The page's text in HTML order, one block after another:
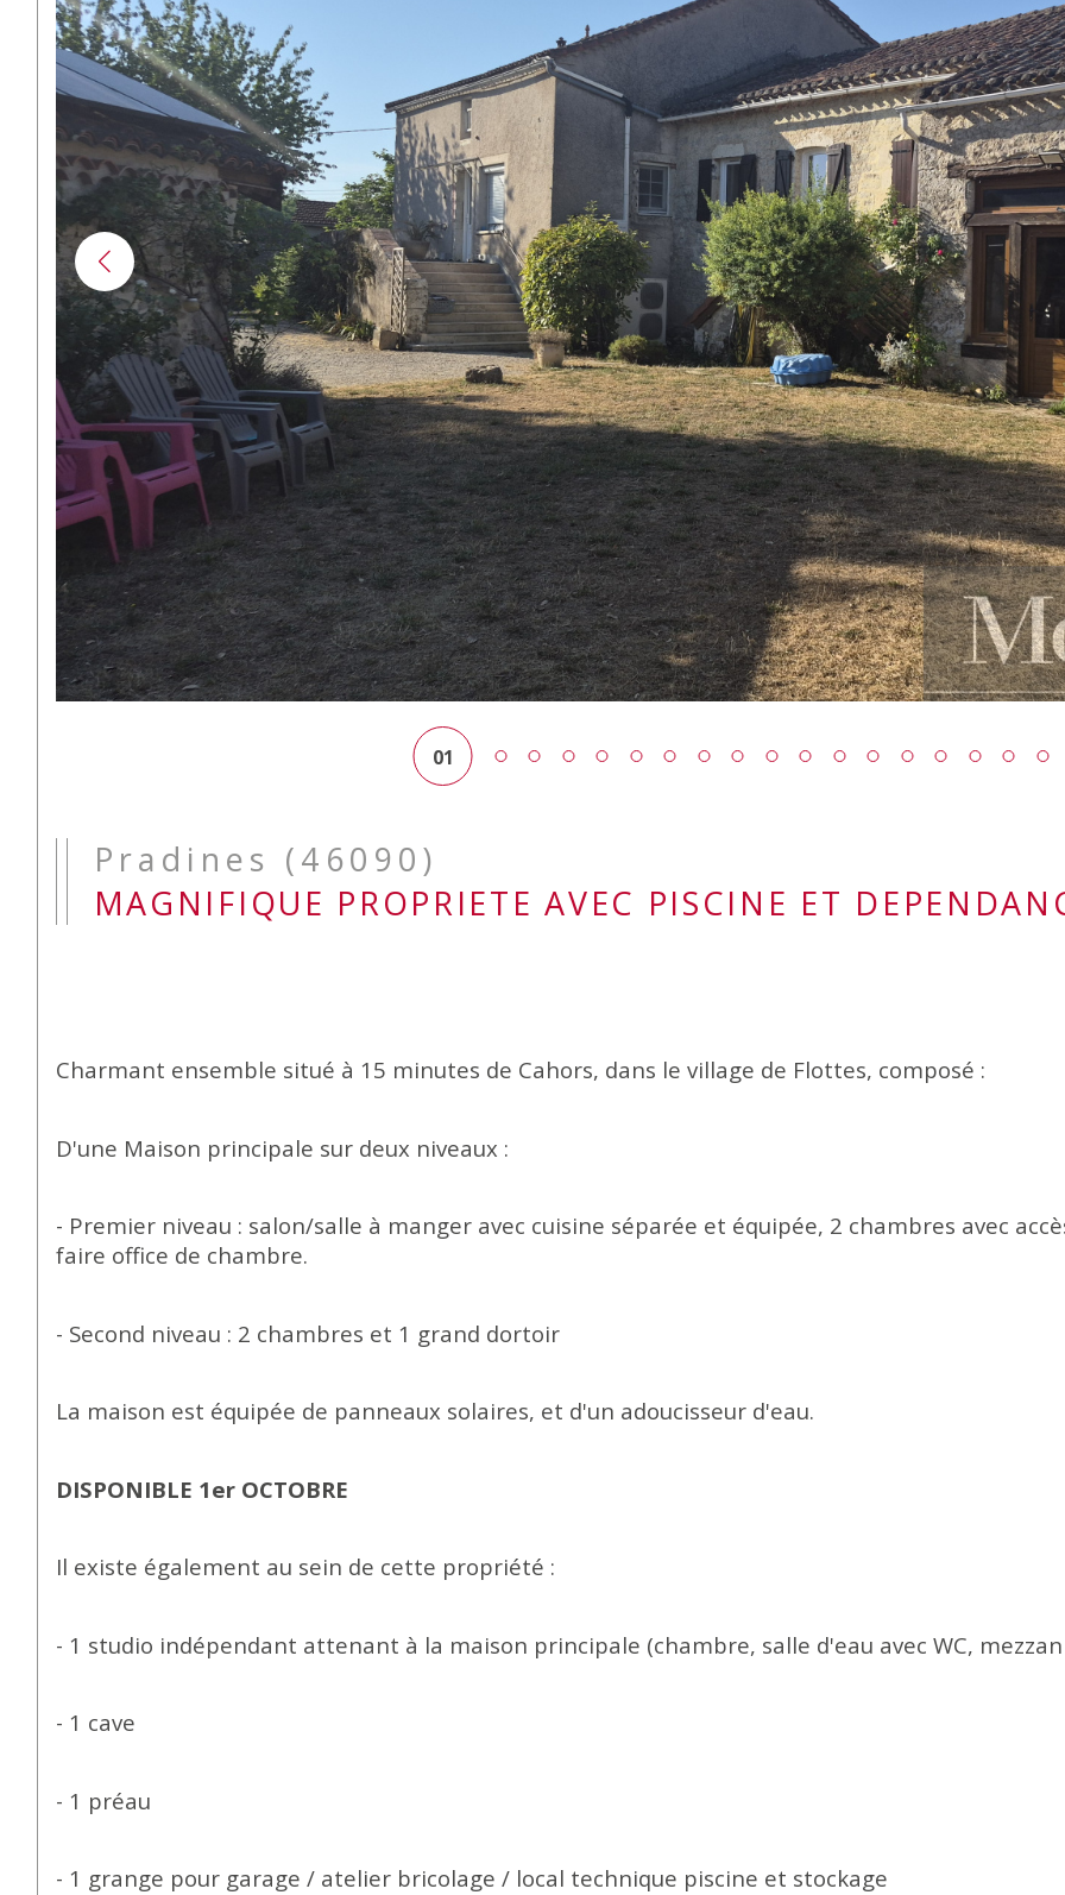
01
Pradines (46090)
MAGNIFIQUE PROPRIETE AVEC PISCINE ET
Charmant ensemble situé à 15 minutes de Cahors, dans le village de Flottes, composé :
D'une Maison principale sur deux niveaux :
- Premier niveau : salon/salle à manger avec cuisine séparée et équipée, 2 chambres avec
faire office de chambre.
- Second niveau : 2 chambres et 1 grand dortoir
La maison est équipée de panneaux solaires, et d'un adoucisseur d'eau.
DISPONIBLE 1er OCTOBRE
Il existe également au sein de cette propriété :
- 1 studio indépendant attenant à la maison principale (chambre, salle d'eau avec WC,
- 1 cave
- 1 préau
- 1 grange pour garage / atelier bricolage / local technique piscine et stockage